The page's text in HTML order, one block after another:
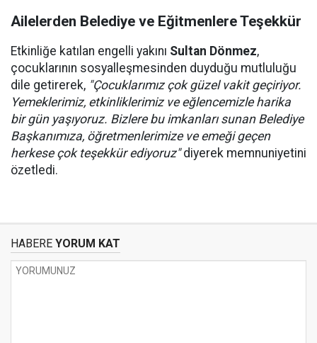
Ailelerden Belediye ve Eğitmenlere Teşekkür
Etkinliğe katılan engelli yakını Sultan Dönmez,
çocuklarının sosyalleşmesinden duyduğu mutluluğu
dile getirerek, "Çocuklarımız çok güzel vakit geçiriyor.
Yemeklerimiz, etkinliklerimiz ve eğlencemizle harika
bir gün yaşıyoruz. Bizlere bu imkanları sunan Belediye
Başkanımıza, öğretmenlerimize ve emeği geçen
herkese çok teşekkür ediyoruz"diyerek memnuniyetini
özetledi.
HABERE YORUM KAT